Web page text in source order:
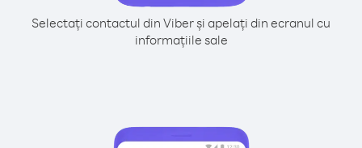
Selectați contactul din Viber și apelați din ecranul cu
informațiile sale